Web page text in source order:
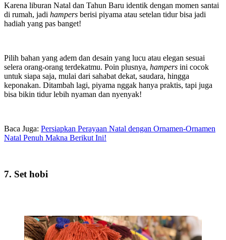
Karena liburan Natal dan Tahun Baru identik dengan momen santai
di rumah, jadi hampers berisi piyama atau setelan tidur bisa jadi
hadiah yang pas banget!
Pilih bahan yang adem dan desain yang lucu atau elegan sesuai
selera orang-orang terdekatmu. Poin plusnya, hampers ini cocok
untuk siapa saja, mulai dari sahabat dekat, saudara, hingga
keponakan. Ditambah lagi, piyama nggak hanya praktis, tapi juga
bisa bikin tidur lebih nyaman dan nyenyak!
Baca Juga: Persiapkan Perayaan Natal dengan Ornamen-Ornamen
Natal Penuh Makna Berikut Ini!
7. Set hobi